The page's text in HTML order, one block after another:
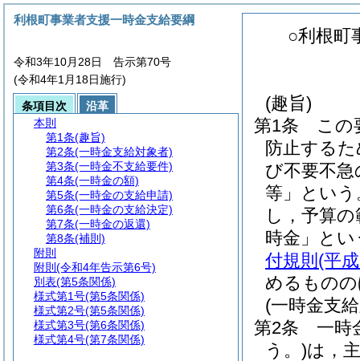
○利根町
(趣旨)
第1条
この
防止する
び不要不
等」という
し，予算
時金」とい
付規則 (平
めるもの
(一時金支
第2条
一時
う。)は，
利根町事業者支援一時金支給要綱
令和3年10月28日 告示第70号
(令和4年1月18日施行)
条項目次
沿革
本則
第1条(趣旨)
第2条(一時金支給対象者)
第3条(一時金不支給要件)
第4条(一時金の額)
第5条(一時金の支給申請)
第6条(一時金の支給決定)
第7条(一時金の返還)
第8条(補則)
附則
附則 (令和4年告示第6号)
別表(第5条関係)
様式第1号(第5条関係)
様式第2号(第5条関係)
様式第3号(第6条関係)
様式第4号(第7条関係)